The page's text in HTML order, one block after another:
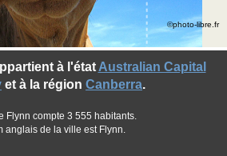
à l'état Australian Capital
et à la région Canberra.
Flynn compte 3 555 habitants.
anglais de la ville est Flynn.
©photo-libre.fr